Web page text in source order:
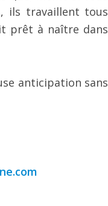
ils travaillent tous
prêt à naître dans
anticipation sans